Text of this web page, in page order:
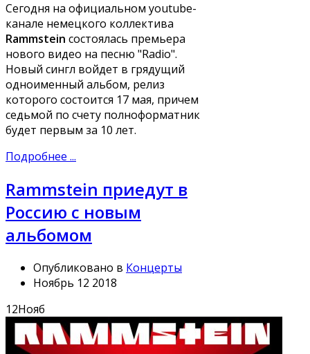
Сегодня на официальном youtube-
канале немецкого коллектива
Rammstein состоялась премьера
нового видео на песню "Radio".
Новый сингл войдет в грядущий
одноименный альбом, релиз
которого состоится 17 мая, причем
седьмой по счету полноформатник
будет первым за 10 лет.
Подробнее ...
Rammstein приедут в
Россию с новым
альбомом
Опубликовано в Концерты
Ноябрь 12 2018
12Нояб